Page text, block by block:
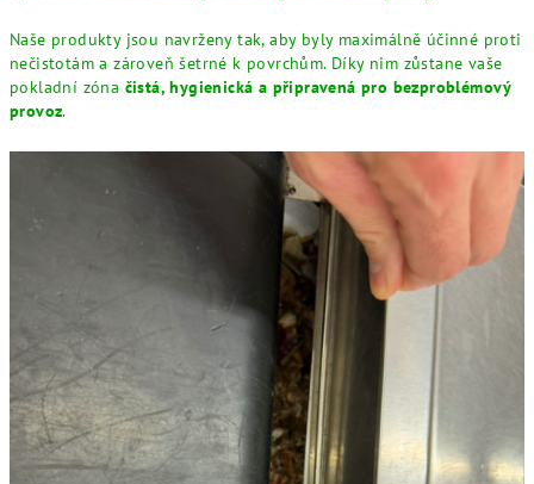
Naše produkty jsou navrženy tak, aby byly maximálně účinné proti
nečistotám a zároveň šetrné k povrchům. Díky nim zůstane vaše
pokladní zóna čistá, hygienická a připravená pro bezproblémový
provoz.